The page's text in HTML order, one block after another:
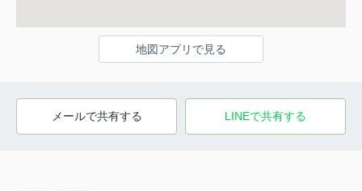
地図アプリで見る
メールで共有する LINEで共有する